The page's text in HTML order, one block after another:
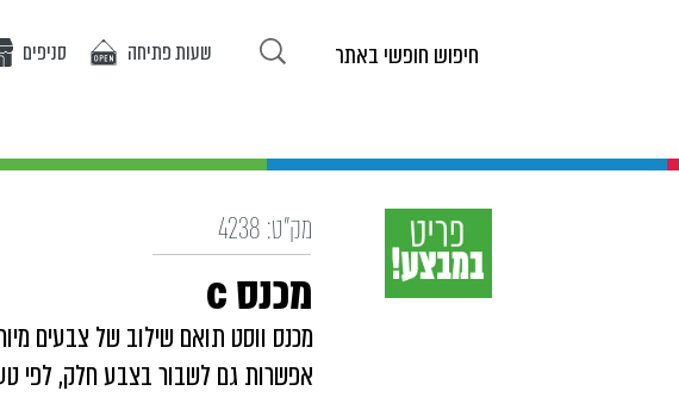
שעות פתיחה סניפים
4238 מק"ט:
מכנס c
מכנס ווסט תואם שילוב של צבעים
אפשרות גם לשבור בצבע חלק, לפי